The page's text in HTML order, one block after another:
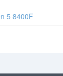
5 8400F